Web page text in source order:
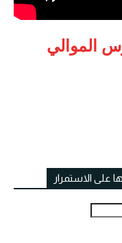
الموالي
على الاستمرار